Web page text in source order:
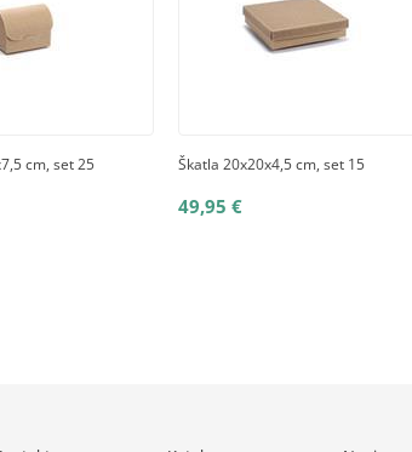
cm, set 25 Škatla 20x20x4,5 cm, set 15
49,95 €